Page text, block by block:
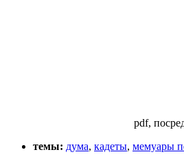
pdf,
темы: дума, кадеты, мемуары